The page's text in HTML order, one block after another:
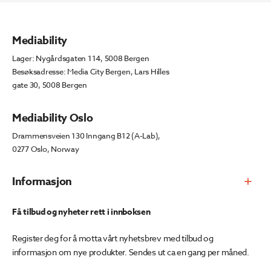
Informasjon
Mediability
Lager: Nygårdsgaten 114, 5008 Bergen
Besøksadresse: Media City Bergen, Lars Hilles
gate 30, 5008 Bergen
Mediability Oslo
Drammensveien 130 Inngang B12 (A-Lab),
0277 Oslo, Norway
Få tilbud og nyheter rett i innboksen
Register deg for å motta vårt nyhetsbrev med tilbud og
informasjon om nye produkter. Sendes ut ca en gang per måned.